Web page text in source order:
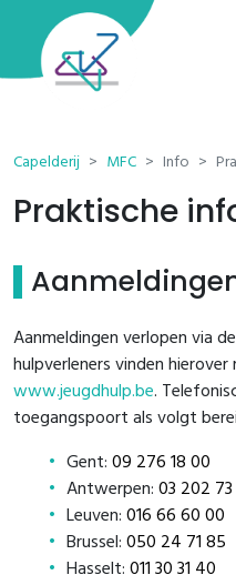
Browser
We raden je aan om
Google
Firefox
Opera
Capelderij MFC Info
Praktische
Aanmeldingen verlopen via
hulpverleners vinden
www.jeugdhulp.be.
toegangspoort als volgt
Gent:09 276 18 00
Antwerpen:03 202 73
Leuven:016 66 60 00
Brussel:050 24 71 85
Hasselt:011 30 31 40